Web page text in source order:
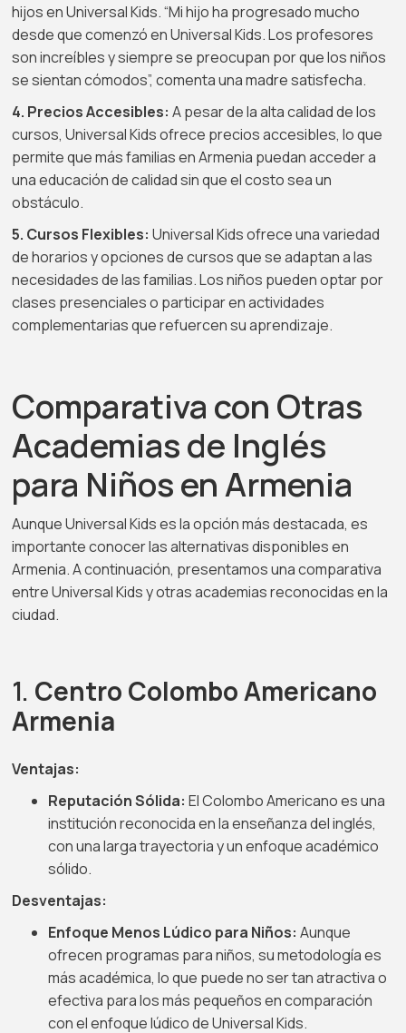
hijos en Universal Kids. “Mi hijo ha progresado mucho
desde que comenzó en Universal Kids. Los profesores
son increíbles y siempre se preocupan por que los niños
se sientan cómodos”, comenta una madre satisfecha.
4. Precios Accesibles: A pesar de la alta calidad de los
cursos, Universal Kids ofrece precios accesibles, lo que
permite que más familias en Armenia puedan acceder a
una educación de calidad sin que el costo sea un
obstáculo.
5. Cursos Flexibles: Universal Kids ofrece una variedad
de horarios y opciones de cursos que se adaptan a las
necesidades de las familias. Los niños pueden optar por
clases presenciales o participar en actividades
complementarias que refuercen su aprendizaje.
Comparativa con Otras
Academias de Inglés
para Niños en Armenia
Aunque Universal Kids es la opción más destacada, es
importante conocer las alternativas disponibles en
Armenia. A continuación, presentamos una comparativa
entre Universal Kids y otras academias reconocidas en la
ciudad.
1. Centro Colombo Americano
Armenia
Ventajas:
Reputación Sólida: El Colombo Americano es una
institución reconocida en la enseñanza del inglés,
con una larga trayectoria y un enfoque académico
sólido.
Desventajas:
Enfoque Menos Lúdico para Niños: Aunque
ofrecen programas para niños, su metodología es
más académica, lo que puede no ser tan atractiva o
efectiva para los más pequeños en comparación
con el enfoque lúdico de Universal Kids.